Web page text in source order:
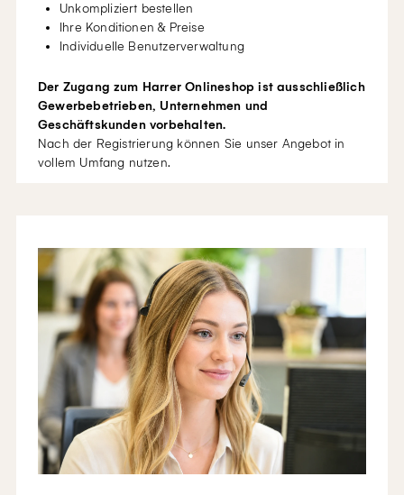
Unkompliziert bestellen
Ihre Konditionen & Preise
Individuelle Benutzerverwaltung
Der Zugang zum Harrer Onlineshop ist ausschließlich
Gewerbebetrieben, Unternehmen und
Geschäftskunden vorbehalten.
Nach der Registrierung können Sie unser Angebot in
vollem Umfang nutzen.